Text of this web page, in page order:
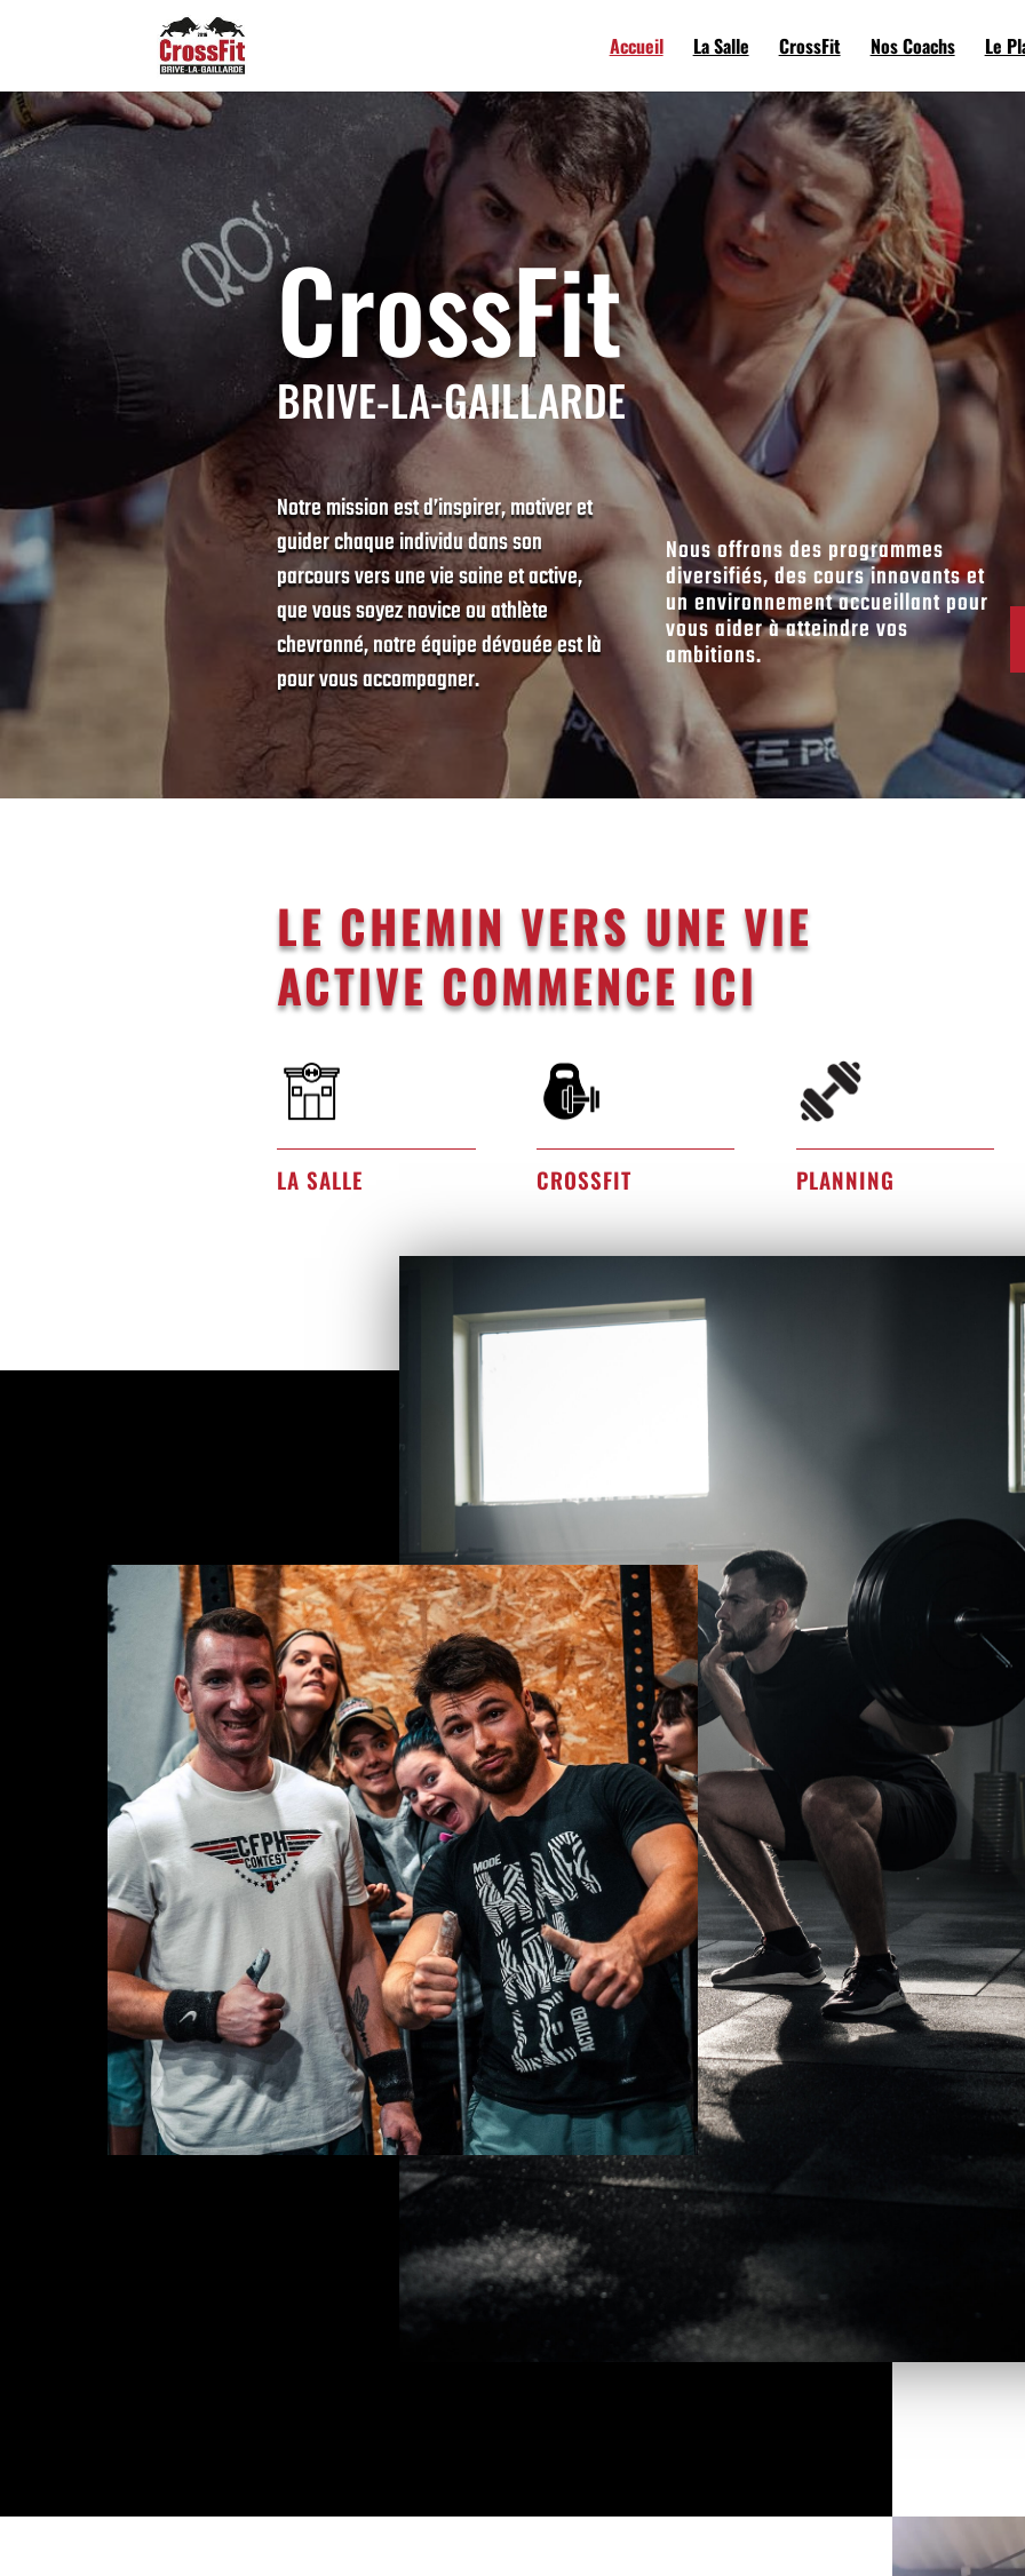
Accueil La Salle CrossFit Nos Coachs Le
CrossFit
BRIVE-LA-GAILLARDE
Notre mission est d’inspirer, motiver et
guider chaque individu dans son
parcours vers une vie saine et active,
que vous soyez novice ou athlète
chevronné, notre équipe dévouée est là
pour vous accompagner.
Nous offrons des programmes
diversifiés, des cours innovants et
un environnement accueillant pour
vous aider à atteindre vos
ambitions.
LE CHEMIN VERS UNE VIE
ACTIVE COMMENCE ICI
LA SALLE CROSSFIT PLANNING